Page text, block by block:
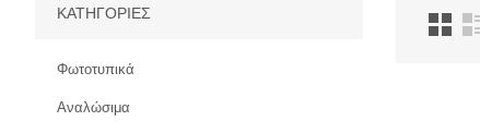
ΚΑΤΗΓΟΡΊΕΣ
Φωτοτυπικά
Αναλώσιμα